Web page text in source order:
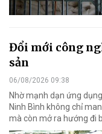
Đổi mới công
sản
06/08/2026 09:38
Nhờ mạnh dạn ứng
Ninh Bình không chỉ
mà còn mở ra hướng đi